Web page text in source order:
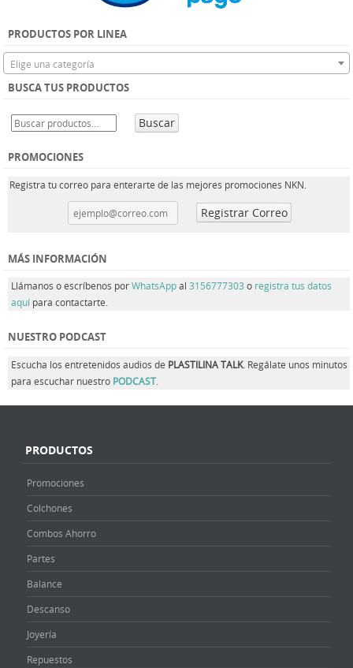
PRODUCTOS POR LINEA
Elige una categoría
BUSCA TUS PRODUCTOS
Buscar
PROMOCIONES
Registra tu correo para enterarte de las mejores promociones NKN.
MÁS INFORMACIÓN
Llámanos o escríbenos porWhatsAppal 3156777303 o registra tus datos
aquí para contactarte.
NUESTRO PODCAST
Escucha los entretenidos audios de PLASTILINA TALK. Regálate unos minutos
para escuchar nuestro PODCAST
PRODUCTOS
Promociones
Colchones
Combos Ahorro
Partes
Balance
Descanso
Joyería
Repuestos